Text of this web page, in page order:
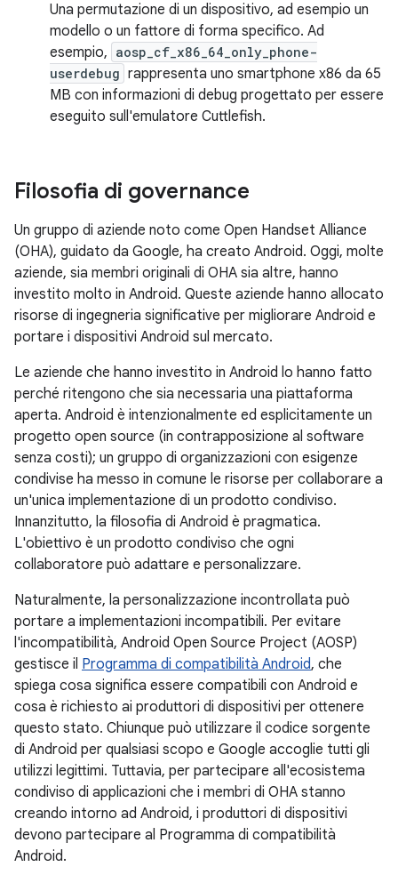
Una permutazione di un dispositivo, ad esempio un
modello o un fattore di forma specifico. Ad
esempio, aosp_cf_x86_64_only_phone-
userdebug rappresenta uno smartphone x86 da 65
MB con informazioni di debug progettato per essere
eseguito sull'emulatore Cuttlefish.
Filosofia di governance
Un gruppo di aziende noto come Open Handset Alliance
(OHA), guidato da Google, ha creato Android. Oggi, molte
aziende, sia membri originali di OHA sia altre, hanno
investito molto in Android. Queste aziende hanno allocato
risorse di ingegneria significative per migliorare Android e
portare i dispositivi Android sul mercato.
Le aziende che hanno investito in Android lo hanno fatto
perché ritengono che sia necessaria una piattaforma
aperta. Android è intenzionalmente ed esplicitamente un
progetto open source (in contrapposizione al software
senza costi); un gruppo di organizzazioni con esigenze
condivise ha messo in comune le risorse per collaborare a
un'unica implementazione di un prodotto condiviso.
Innanzitutto, la filosofia di Android è pragmatica.
L'obiettivo è un prodotto condiviso che ogni
collaboratore può adattare e personalizzare.
Naturalmente, la personalizzazione incontrollata può
portare a implementazioni incompatibili. Per evitare
l'incompatibilità, Android Open Source Project (AOSP)
gestisce il Programma di compatibilità Android, che
spiega cosa significa essere compatibili con Android e
cosa è richiesto ai produttori di dispositivi per ottenere
questo stato. Chiunque può utilizzare il codice sorgente
di Android per qualsiasi scopo e Google accoglie tutti gli
utilizzi legittimi. Tuttavia, per partecipare all'ecosistema
condiviso di applicazioni che i membri di OHA stanno
creando intorno ad Android, i produttori di dispositivi
devono partecipare al Programma di compatibilità
Android.